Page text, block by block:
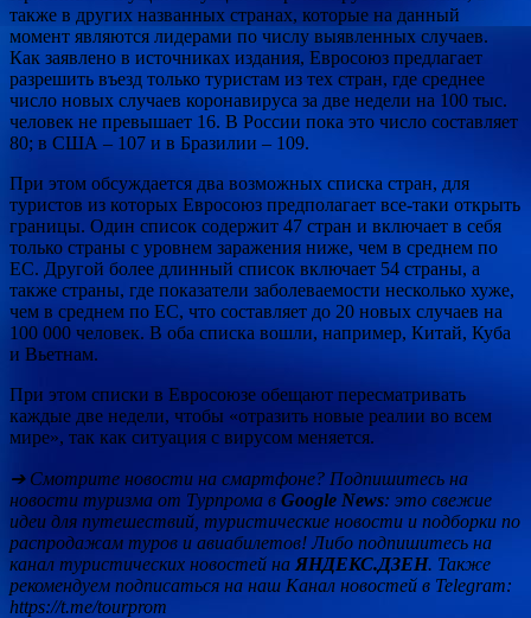
также в других названных странах, которые на данный
момент являются лидерами по числу выявленных случаев.
Как заявлено в источниках издания, Евросоюз предлагает
разрешить въезд только туристам из тех стран, где среднее
число новых случаев коронавируса за две недели на 100 тыс.
человек не превышает 16. В России пока это число составляет
80; в США – 107 и в Бразилии – 109.
При этом обсуждается два возможных списка стран, для
туристов из которых Евросоюз предполагает все-таки открыть
границы. Один список содержит 47 стран и включает в себя
только страны с уровнем заражения ниже, чем в среднем по
ЕС. Другой более длинный список включает 54 страны, а
также страны, где показатели заболеваемости несколько хуже,
чем в среднем по ЕС, что составляет до 20 новых случаев на
100 000 человек. В оба списка вошли, например, Китай, Куба
и Вьетнам.
При этом списки в Евросоюзе обещают пересматривать
каждые две недели, чтобы «отразить новые реалии во всем
мире», так как ситуация с вирусом меняется.
➔ Смотрите новости на смартфоне? Подпишитесь на
новости туризма от Турпрома в Google News: это свежие
идеи для путешествий, туристические новости и подборки по
распродажам туров и авиабилетов! Либо подпишитесь на
канал туристических новостей на ЯНДЕКС.ДЗЕН. Также
рекомендуем подписаться на наш Канал новостей в Telegram:
https://t.me/tourprom